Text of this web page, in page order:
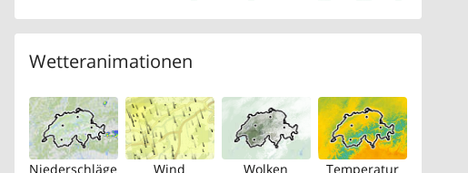
Wetteranimationen
Niederschläge Wind Wolken Temperatur